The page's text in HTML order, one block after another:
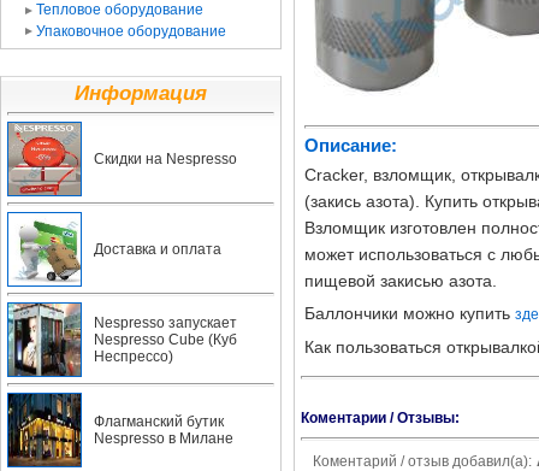
Тепловое оборудование
Упаковочное оборудование
Информация
Скидки на Nespresso
Доставка и оплата
Nespresso запускает
Nespresso Cube (Куб
Неспрессо)
Флагманский бутик
Nespresso в Милане
Описание:
Cracker, взломщик,
(закись азота). Купить
Взломщик изготовлен
может использоваться с
пищевой закисью азота.
Баллончики можно купить
Как пользоваться
Коментарии / Отзывы:
Коментарий / отзыв добавил(а):